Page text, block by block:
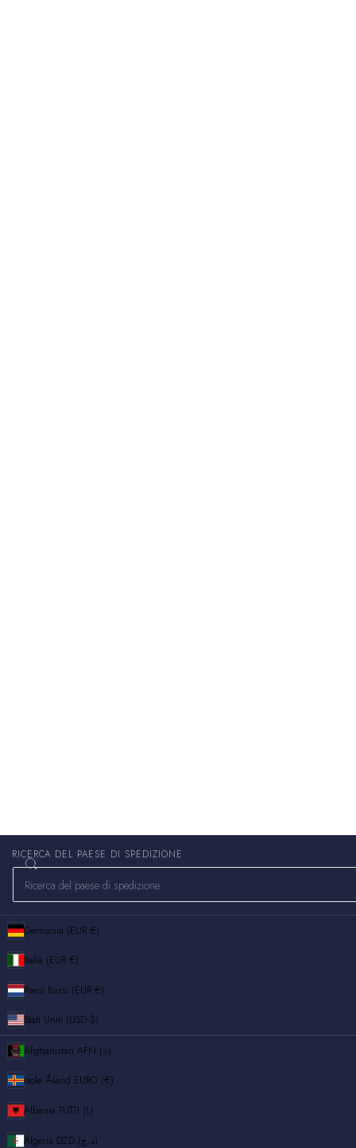
RICERCA DEL PAESE DI SPEDIZIONE
Germania (EUR €)
Italia (EUR €)
Paesi Bassi (EUR €)
Stati Uniti (USD $)
Afghanistan AFN (؋)
Isole Åland EURO (€)
Albania TUTTI (L)
Algeria DZD (د.ج)